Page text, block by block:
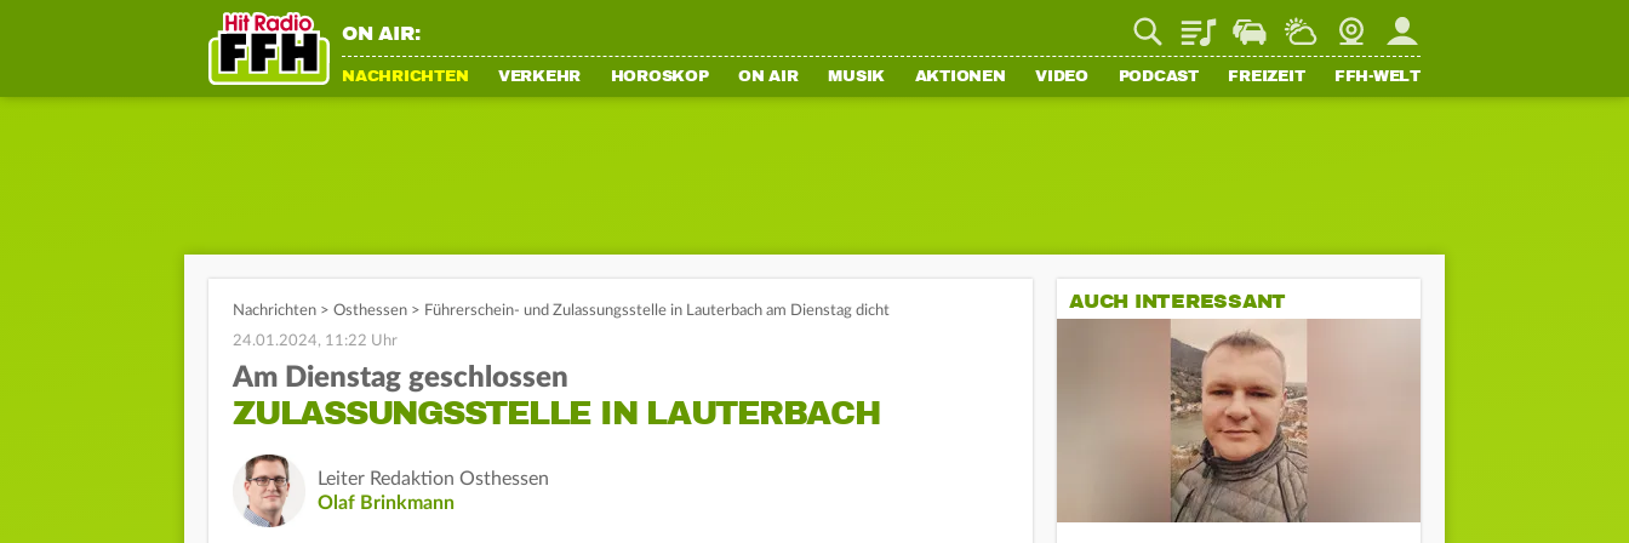
ON AIR: PlaylistStaupilotWetterWebcamMein FFH
NACHRICHTEN VERKEHR HOROSKOP ON AIR MUSIK AKTIONEN VIDEO PODCAST FREIZEIT FFH-WELT
Nachrichten > Osthessen > Führerschein- und Zulassungsstelle in Lauterbach am Dienstag dicht
24.01.2024, 11:22 Uhr
Am Dienstag geschlossen
ZULASSUNGSSTELLE IN LAUTERBACH
Leiter Redaktion Osthessen
Olaf Brinkmann
AUCH INTERESSANT